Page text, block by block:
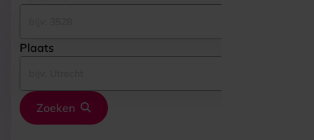
Plaats
Zoeken